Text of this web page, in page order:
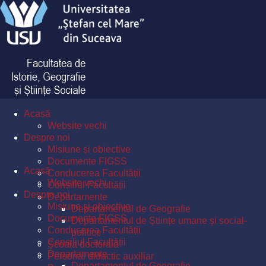
Acasă
Website vechi
Despre noi
Misiune și obiective
Documente FIGSS
Conducerea Facultății
Consiliul Facultății
Departamente
Departamentul de Geografie
Departamentul de Științe umane și social-
politice
Școala doctorală
Personal didactic auxiliar
Acasă
Website vechi
Despre noi
Misiune și obiective
Documente FIGSS
Conducerea Facultății
Consiliul Facultății
Departamente